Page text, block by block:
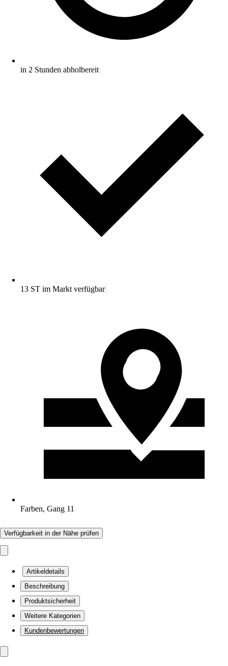
in 2 Stunden abholbereit
13 ST im Markt verfügbar
Farben, Gang 11
Verfügbarkeit in der Nähe prüfen
Artikeldetails
Beschreibung
Produktsicherheit
Weitere Kategorien
Kundenbewertungen